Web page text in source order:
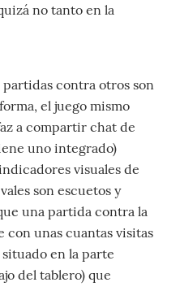
no tanto en la
partidas contra otros son
el juego mismo
a compartir chat de
uno integrado)
visuales de
son escuetos y
una partida contra la
con unas cuantas visitas
en la parte
del tablero) que